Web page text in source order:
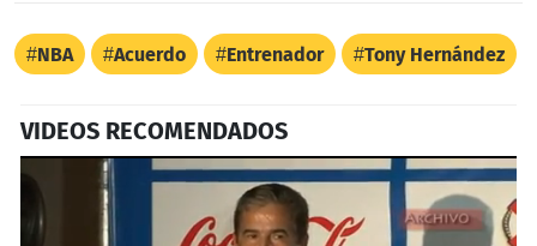
NBA Acuerdo Entrenador Tony Hernández
VIDEOS RECOMENDADOS